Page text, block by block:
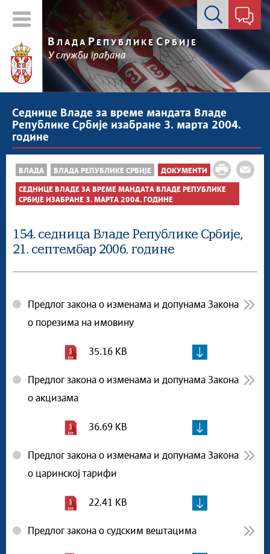
Контакт форма
В ЛАДА РЕПУБЛИКЕ СРБИЈЕ
У служби грађана
Седнице Владе за време мандата Владе
Републике Србије изабране 3. марта 2004.
године
ВЛАДА ВЛАДА РЕПУБЛИКЕ СРБИЈЕ ДОКУМЕНТИ
СЕДНИЦЕ ВЛАДЕ ЗА ВРЕМЕ МАНДАТА ВЛАДЕ РЕПУБЛИКЕ
СРБИЈЕ ИЗАБРАНЕ 3. МАРТА 2004. ГОДИНЕ
154. седница Владе Републике Србије,
21. септембар 2006. године
Предлог закона о изменама и допунама Закона
о порезима на имовину
35.16 KB
Предлог закона о изменама и допунама Закона
о акцизама
36.69 KB
Предлог закона о изменама и допунама Закона
о царинској тарифи
22.41 KB
Предлог закона о судским вештацима